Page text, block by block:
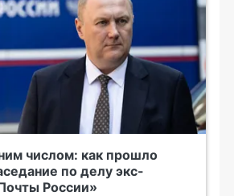
числом: как прошло
по делу экс-
России»